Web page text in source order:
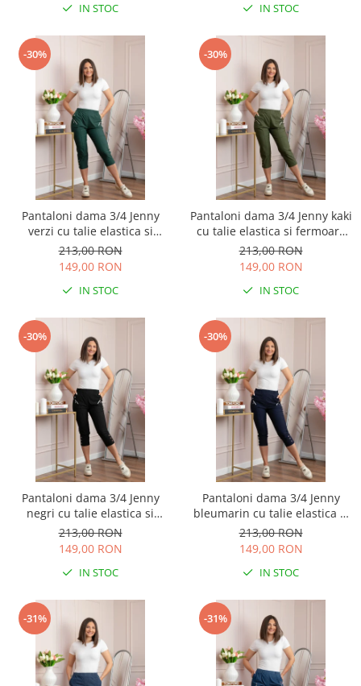
IN STOC IN STOC
-30%
Pantaloni dama 3/4 Jenny
verzi cu talie elastica si
fermoare decorative
213,00 RON
149,00 RON
IN STOC
-30%
Pantaloni dama 3/4 Jenny kaki
cu talie elastica si fermoare
decorative
213,00 RON
149,00 RON
IN STOC
-30%
Pantaloni dama 3/4 Jenny
negri cu talie elastica si
fermoare decorative
213,00 RON
149,00 RON
IN STOC
-30%
Pantaloni dama 3/4 Jenny
bleumarin cu talie elastica si
fermoare decorative
213,00 RON
149,00 RON
IN STOC
-31% -31%